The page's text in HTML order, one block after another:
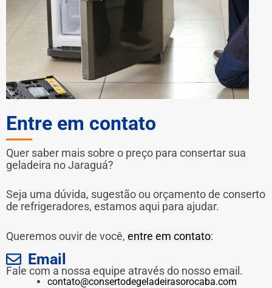
Entre em contato
Quer saber mais sobre o preço para consertar sua
geladeira no Jaraguá?
Seja uma dúvida, sugestão ou orçamento de conserto
de refrigeradores, estamos aqui para ajudar.
Queremos ouvir de você, entre em contato:
Email
Fale com a nossa equipe através do nosso email.
contato@consertodegeladeirasorocaba.com